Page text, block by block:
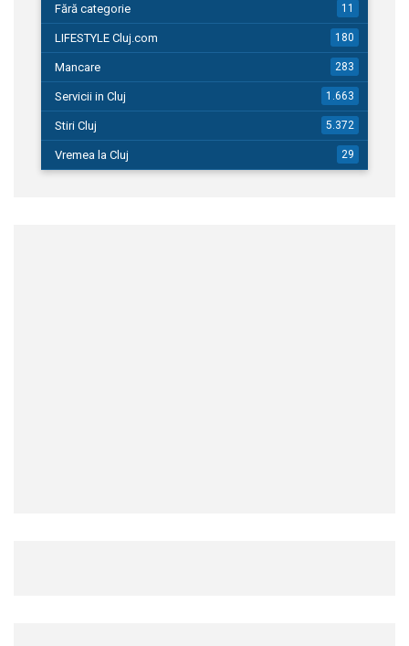
Fără categorie 11
LIFESTYLE Cluj.com 180
Mancare 283
Servicii in Cluj 1.663
Stiri Cluj 5.372
Vremea la Cluj 29